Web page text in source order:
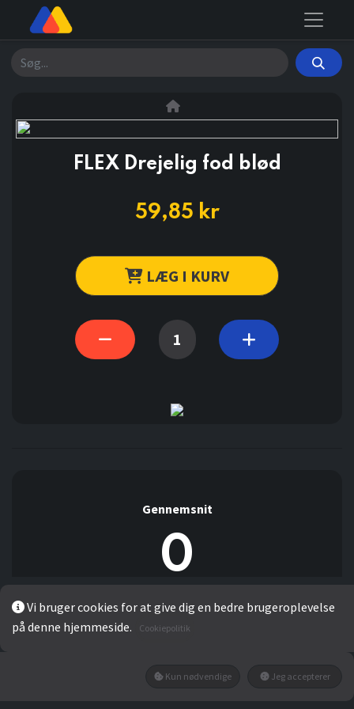
Søg
FLEX Drejelig fod blød
59,85 kr
LÆG I KURV
Gennemsnit
0
Der er ingen kommentarer indtil videre.
0%
Vi bruger cookies for at give dig en bedre brugeroplevelse
på denne hjemmeside.
Cookiepolitik
Kun nødvendige Jeg accepterer